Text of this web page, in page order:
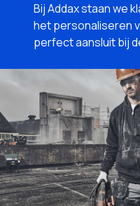
Bij Addax staan we
het personaliseren
perfect aansluit bij